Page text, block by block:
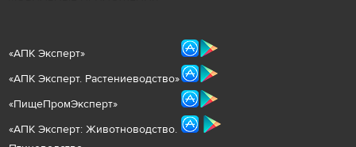
«АПК Эксперт»
«АПК Эксперт. Растениеводство»
«ПищеПромЭксперт»
«АПК Эксперт: Животноводство.